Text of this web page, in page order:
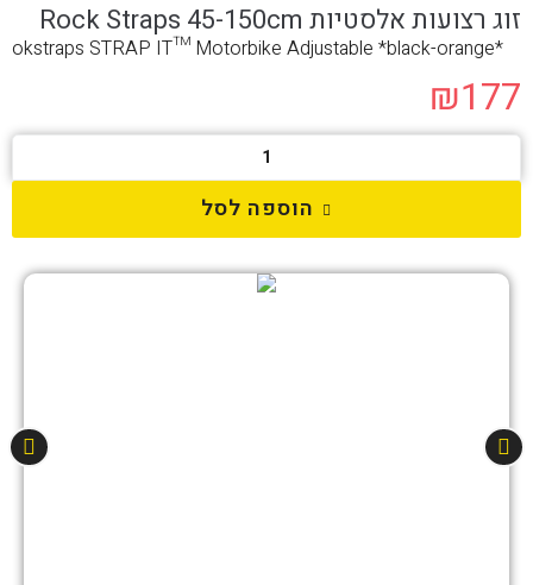
זוג רצועות אלסטיות Rock Straps 45-150cm
okstraps STRAP IT™ Motorbike Adjustable *black-orange*
₪177
הוספה לסל